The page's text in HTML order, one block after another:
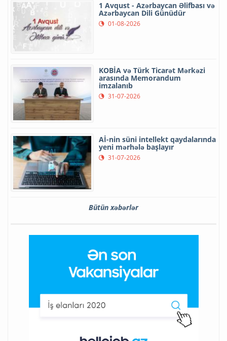
1 Avqust - Azərbaycan Əlifbası və
Azərbaycan Dili Günüdür
01-08-2026
KOBİA və Türk Ticarət Mərkəzi
arasında Memorandum
imzalanıb
31-07-2026
Aİ-nin süni intellekt qaydalarında
yeni mərhələ başlayır
31-07-2026
Bütün xəbərlər